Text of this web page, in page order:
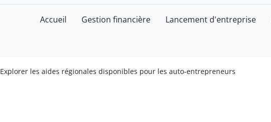
Accueil Gestion financière Lancement d'entreprise
Explorer les aides régionales disponibles pour les auto-entrepreneurs